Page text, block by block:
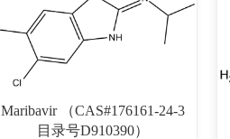
Maribavir （CAS#176161-24-3
目录号D910390）